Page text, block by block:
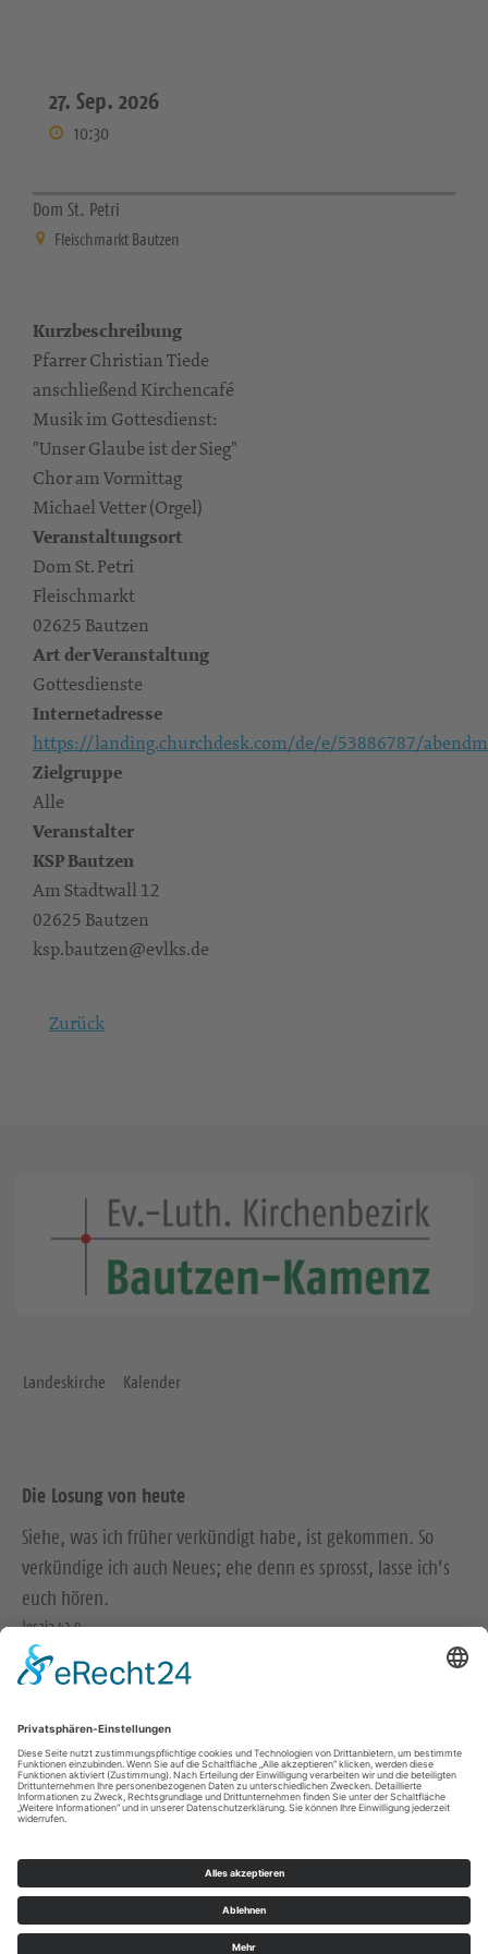
27. Sep. 2026
10:30
Dom St. Petri
Fleischmarkt Bautzen
Kurzbeschreibung
Pfarrer Christian Tiede
anschließend Kirchencafé
Musik im Gottesdienst:
"Unser Glaube ist der Sieg"
Chor am Vormittag
Michael Vetter (Orgel)
Veranstaltungsort
Dom St. Petri
Fleischmarkt
02625 Bautzen
Art der Veranstaltung
Gottesdienste
Internetadresse
https://landing.churchdesk.com/de/e/53886787/
Zielgruppe
Alle
Veranstalter
KSP Bautzen
Am Stadtwall 12
02625 Bautzen
ksp.bautzen@evlks.de
Zurück
Landeskirche Kalender
Die Losung von heute
Siehe, was ich früher verkündigt habe, ist gekommen. So
verkündige ich auch Neues; ehe denn es sprosst, lasse ich’s
euch hören.
Jesaja 42,9
Der Menschensohn ist’s, der den guten Samen sät. Der Acker
Matthäus 13,37-38
© Evangelische Brüder-Unität – Herrnhuter Brüdergemeine
Weitere Informationen finden Sie hier